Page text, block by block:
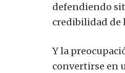
defendiendo
credibilidad de
Y la
convertirse en